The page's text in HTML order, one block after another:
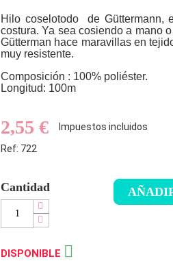
Hilo coselotodo de Güttermann,
costura. Ya sea cosiendo a mano
Gütterman hace maravillas en
muy resistente.
Composición : 100% poliéster.
Longitud: 100m
2,55 €
Impuestos incluidos
Ref: 722
Cantidad
DISPONIBLE 